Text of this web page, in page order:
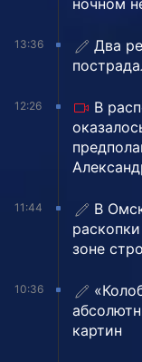
ночном
13:36
Два
12:26
В
11:44
В
зоне
10:36
картин